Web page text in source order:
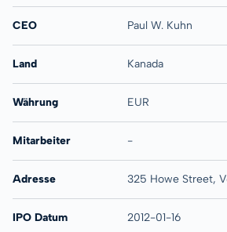
CEO Paul W. Kuhn
Land Kanada
Währung EUR
Mitarbeiter -
Adresse 325 Howe Street,
IPO Datum 2012-01-16